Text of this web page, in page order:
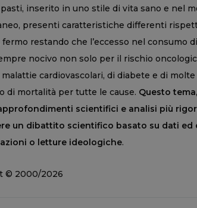
inserito in uno stile di vita sano e nel
presenti caratteristiche differenti
restando che l’eccesso nel consumo
nocivo non solo per il rischio
cardiovascolari, di diabete e di
di mortalità per tutte le cause. Questo
scientifici e analisi più
un dibattito scientifico basato su dati ed
o letture ideologiche.
© 2000/2026